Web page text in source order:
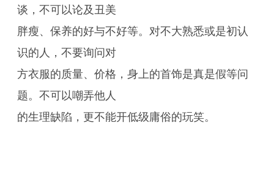
谈，不可以论及丑美
胖瘦、保养的好与不好等。对不大熟悉或是初认
识的人，不要询问对
方衣服的质量、价格，身上的首饰是真是假等问
题。不可以嘲弄他人
的生理缺陷，更不能开低级庸俗的玩笑。